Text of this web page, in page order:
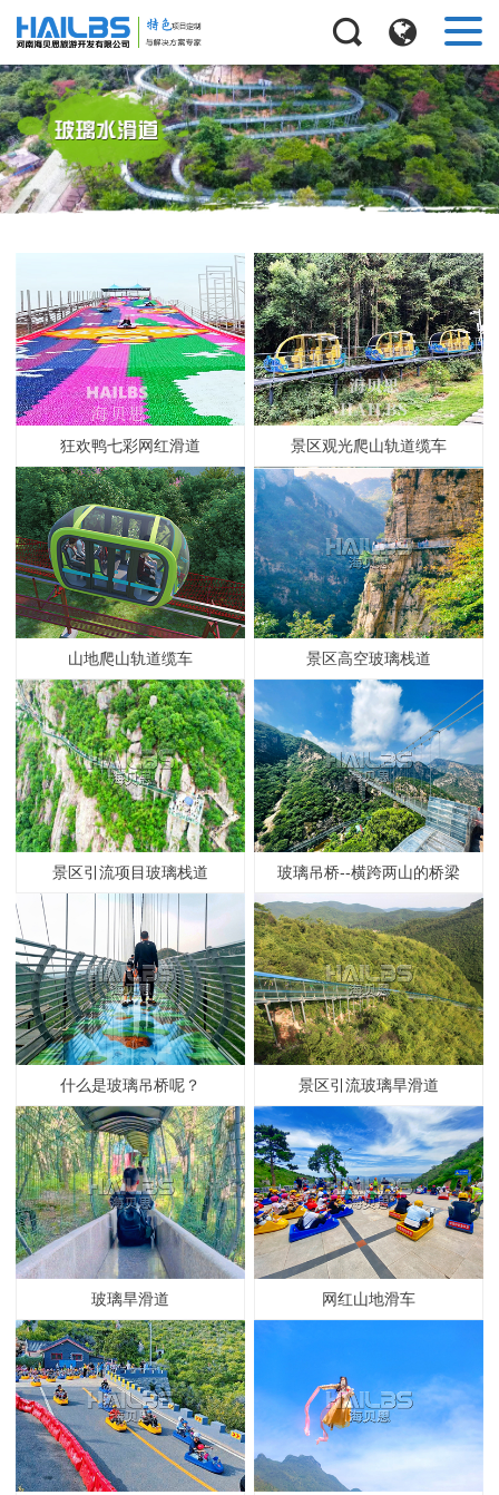
狂欢鸭七彩网红滑道 景区观光爬山轨道缆车
山地爬山轨道缆车 景区高空玻璃栈道
景区引流项目玻璃栈道 玻璃吊桥--横跨两山的桥梁
什么是玻璃吊桥呢？ 景区引流玻璃旱滑道
玻璃旱滑道 网红山地滑车